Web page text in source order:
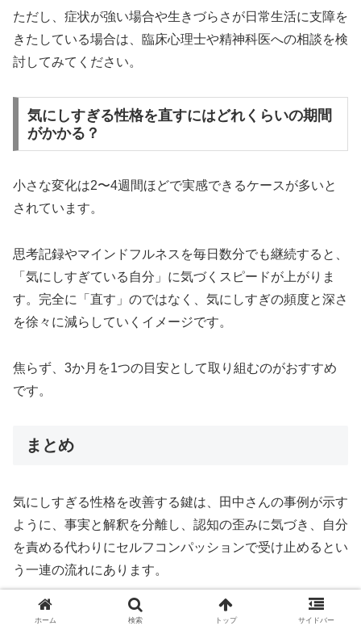
ただし、症状が強い場合や生きづらさが日常生活に支障を
きたしている場合は、臨床心理士や精神科医への相談を検
討してみてください。
気にしすぎる性格を直すにはどれくらいの期間
がかかる？
小さな変化は2〜4週間ほどで実感できるケースが多いと
されています。
思考記録やマインドフルネスを毎日数分でも継続すると、
「気にしすぎている自分」に気づくスピードが上がりま
す。完全に「直す」のではなく、気にしすぎの頻度と深さ
を徐々に減らしていくイメージです。
焦らず、3か月を1つの目安として取り組むのがおすすめ
です。
まとめ
気にしすぎる性格を改善する鍵は、田中さんの事例が示す
ように、事実と解釈を分離し、認知の歪みに気づき、自分
を責める代わりにセルフコンパッションで受け止めるとい
う一連の流れにあります。
まずは1週間、1日5分だけ「思考記録」をつけることから
ホーム 検索 トップ サイドバー